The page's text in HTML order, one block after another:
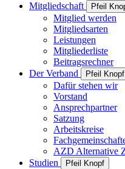
Mitgliedschaft
Pfeil
Mitglied werden
Mitgliedsarten
Leistungen
Mitgliederliste
Beitragsrechner
Der Verband
Pfeil Knopf
Dafür stehen wir
Vorstand
Ansprechpartner
Satzung
Arbeitskreise
AZD Alternative
Studien
Pfeil Knopf